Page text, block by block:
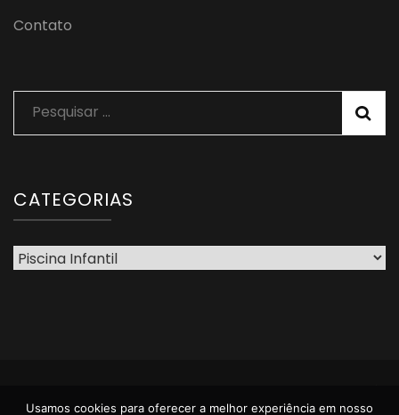
Contato
Pesquisar
por:
CATEGORIAS
Categorias
de links em nosso site, podemos receber uma comissão de
Usamos cookies para oferecer a melhor experiência em nosso